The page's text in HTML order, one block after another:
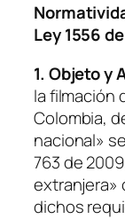
Ley 1556
1. Objeto y
la filmación
Colombia,
nacional»
763 de
extranjera»
dichos